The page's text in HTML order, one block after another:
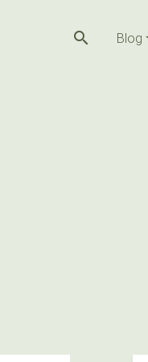
search Blog